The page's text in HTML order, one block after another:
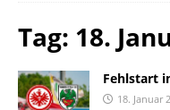
Tag: 18.
Fehlstart
18. Januar